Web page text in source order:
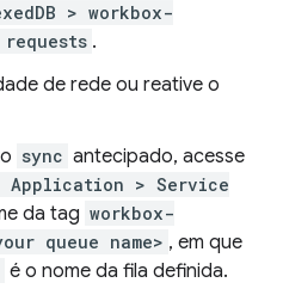
> workbox-
.
de rede ou reative o
sync antecipado, acesse
Application > Service
da tag workbox-
queue name> , em que
é o nome da fila definida.